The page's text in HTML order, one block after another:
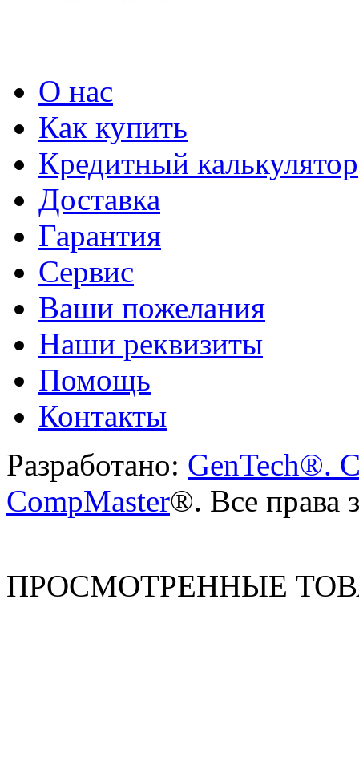
О нас
Как купить
Кредитный калькулятор
Доставка
Гарантия
Сервис
Ваши пожелания
Наши реквизиты
Помощь
Контакты
Разработано: GenTech®.
CompMaster®. Все права
ПРОСМОТРЕННЫЕ